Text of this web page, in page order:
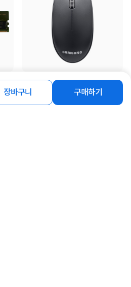
장바구니 구매하기
[삼성전자] 유선 광마우스, SPA-
JMA1PU [블랙/USB]
9,900원